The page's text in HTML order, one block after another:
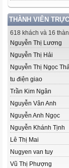
THÀNH VIÊN
618 khách và 16
Nguyễn Thị Lương
Nguyễn Thị Hải
Nguyễn Thị Ngọc
tu điện giao
Trần Kim Ngân
Nguyễn Vân Anh
Nguyễn Anh Ngọc
Nguyễn Khánh Tịnh
Lê Thị Mai
Nugyen van tuy
Vũ Thị Phượng